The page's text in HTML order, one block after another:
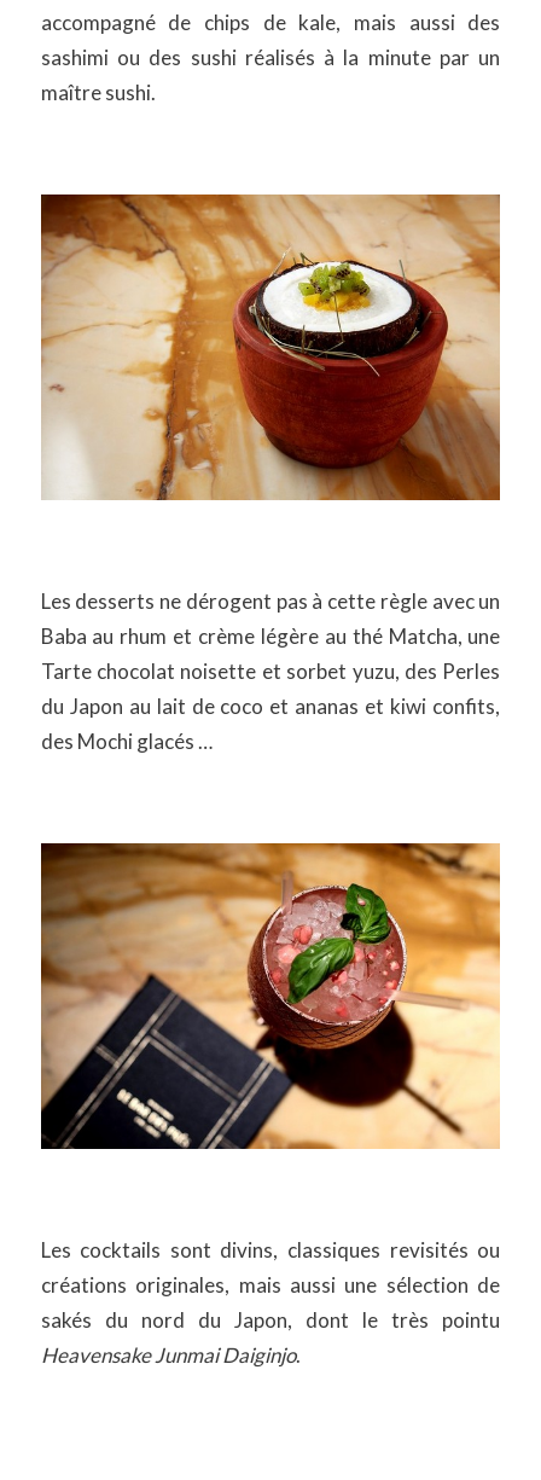
accompagné de chips de kale, mais aussi des
sashimi ou des sushi réalisés à la minute par un
maître sushi.
Les desserts ne dérogent pas à cette règle avec un
Baba au rhum et crème légère au thé Matcha, une
Tarte chocolat noisette et sorbet yuzu, des Perles
du Japon au lait de coco et ananas et kiwi confits,
des Mochi glacés …
Les cocktails sont divins, classiques revisités ou
créations originales, mais aussi une sélection de
sakés du nord du Japon, dont le très pointu
Heavensake Junmai Daiginjo.